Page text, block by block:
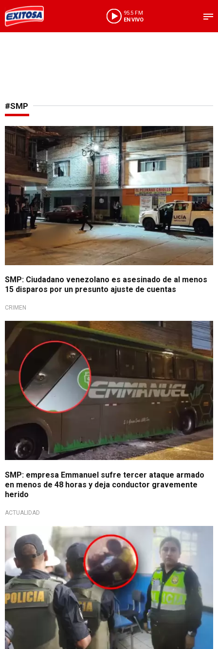
95.5 FM
EN VIVO
#SMP
Terrible asesinato
SMP: Ciudadano venezolano es asesinado de al menos
15 disparos por un presunto ajuste de cuentas
CRIMEN
¡Terrible!
SMP: empresa Emmanuel sufre tercer ataque armado
en menos de 48 horas y deja conductor gravemente
herido
ACTUALIDAD
Medida preventiva